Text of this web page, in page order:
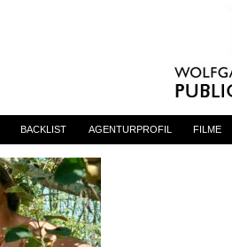
BACKLIST AGENTURPROFIL FILME